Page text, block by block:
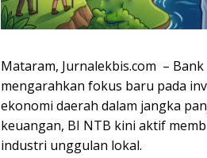
Mataram, Jurnalekbis.com –
mengarahkan fokus baru pada
ekonomi daerah dalam jangka
keuangan, BI NTB kini aktif
industri unggulan lokal.